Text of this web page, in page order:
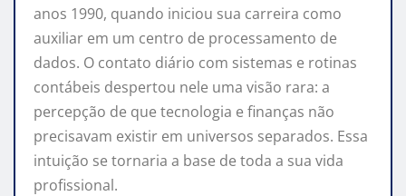
anos 1990, quando iniciou sua carreira como
auxiliar em um centro de processamento de
dados. O contato diário com sistemas e rotinas
contábeis despertou nele uma visão rara: a
percepção de que tecnologia e finanças não
precisavam existir em universos separados. Essa
intuição se tornaria a base de toda a sua vida
profissional.